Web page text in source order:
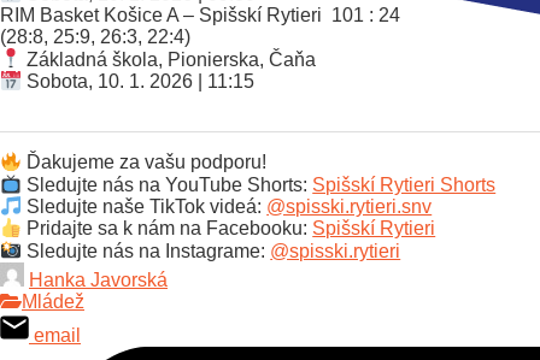
RIM Basket Košice A – Spišskí Rytieri 101 : 24
(28:8, 25:9, 26:3, 22:4)
Základná škola, Pionierska, Čaňa
Sobota, 10. 1. 2026 | 11:15
Ďakujeme za vašu podporu!
Sledujte nás na YouTube Shorts: Spišskí Rytieri Shorts
Sledujte naše TikTok videá: @spisski.rytieri.snv
Pridajte sa k nám na Facebooku: Spišskí Rytieri
Sledujte nás na Instagrame: @spisski.rytieri
Hanka Javorská
Mládež
email